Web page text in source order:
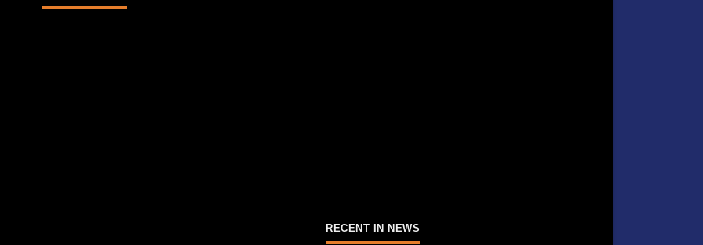
RECENT IN NEWS